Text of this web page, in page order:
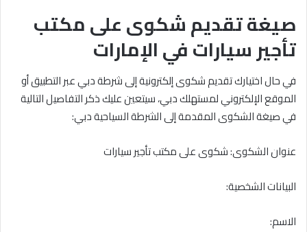
صيغة تقديم شكوى على مكتب
تأجير سيارات في الإمارات
في حال اختيارك تقديم شكوى إلكترونية إلى شرطة دبي عبر التطبيق أو
الموقع الإلكتروني لمستهلك دبي، سيتعين عليك ذكر التفاصيل التالية
في صيغة الشكوى المقدمة إلى الشرطة السياحية دبي:
عنوان الشكوى: شكوى على مكتب تأجير سيارات
البيانات الشخصية:
الاسم: